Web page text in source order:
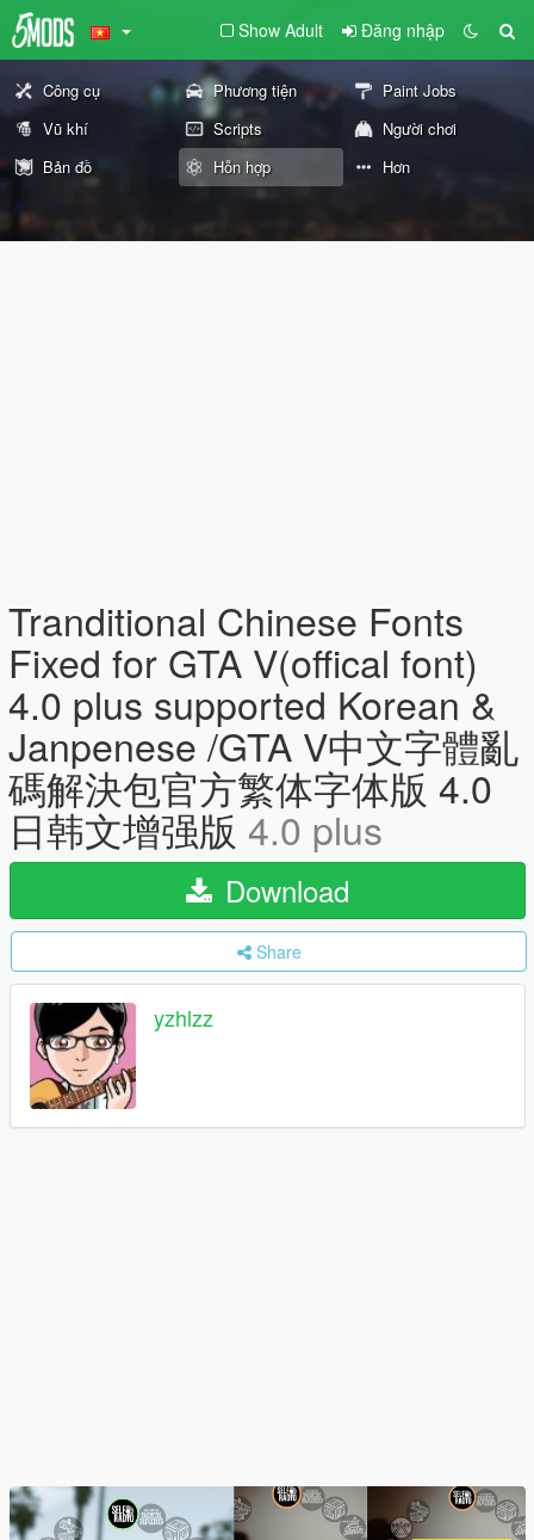
Show Adult Đăng nhập
Công cụ Phương tiện
Paint Jobs
Vũ khí
Scripts
Người chơi
Bản đồ
Hỗn hợp Hơn
Tranditional Chinese Fonts
Fixed for GTA V(offical font)
4.0 plus supported Korean &
Janpenese /GTA V中文字體亂
碼解決包官方繁体字体版 4.0
日韩文增强版 4.0 plus
Download
Share
yzhlzz